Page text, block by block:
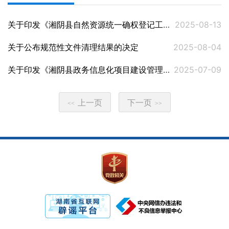
关于印发《湘阴县自然资源统一确权登记工作实施方案》的通知 2025-08-13
关于公布规范性文件清理结果的决定 2025-08-04
关于印发《湘阴县政务信息化项目建设管理办法》的通知 2025-07-09
<< 上一页 下一页 >>